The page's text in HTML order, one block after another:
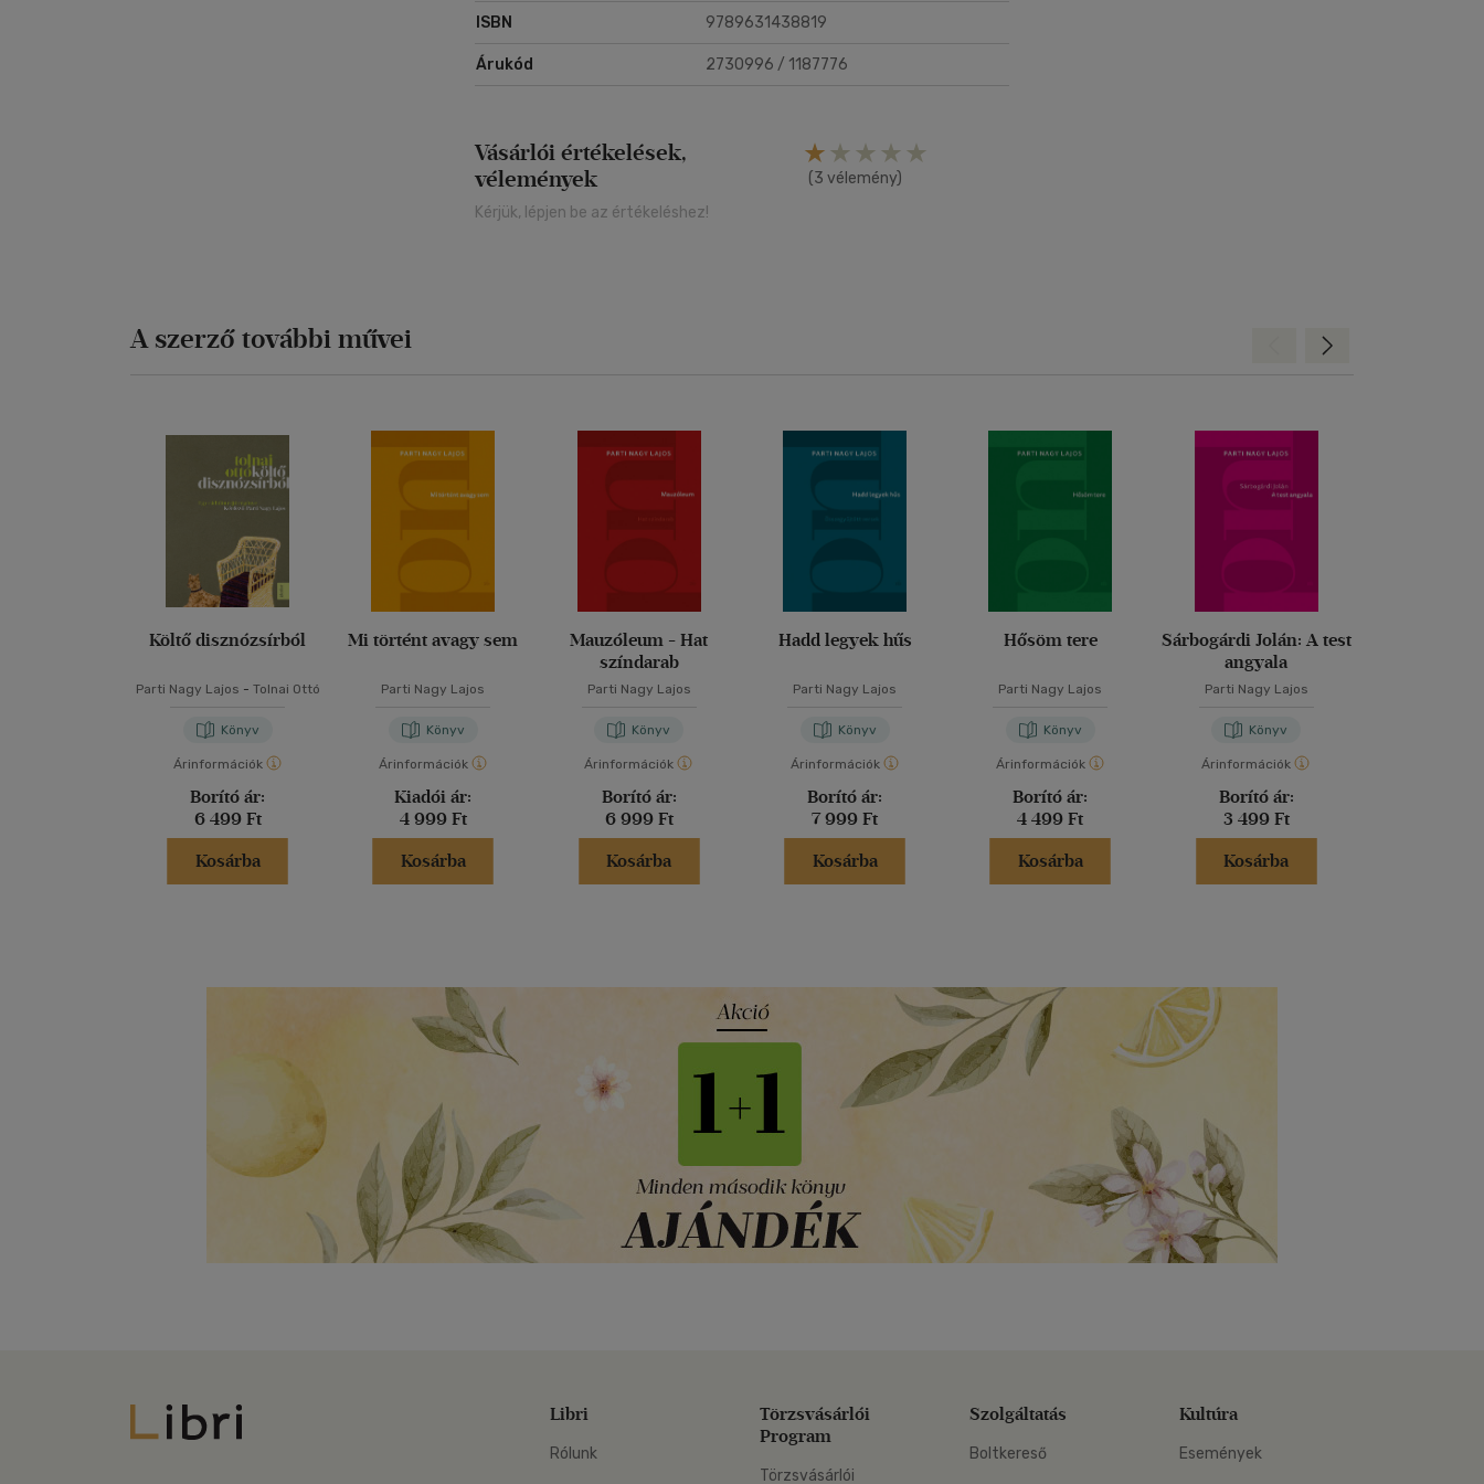
ISBN 9789631438819
Árukód 2730996 / 1187776
Vásárlói értékelések,
vélemények
(3 vélemény)
Kérjük, lépjen be az értékeléshez!
A szerző további művei
Költő disznózsírból
Parti Nagy Lajos - Tolnai Ottó
Könyv
Árinformációk
Borító ár:
6 499 Ft
Kosárba
Mi történt avagy sem
Parti Nagy Lajos
Könyv
Árinformációk
Kiadói ár:
4 999 Ft
Kosárba
Mauzóleum - Hat
színdarab
Parti Nagy Lajos
Könyv
Árinformációk
Borító ár:
6 999 Ft
Kosárba
Hadd legyek hűs
Parti Nagy Lajos
Könyv
Árinformációk
Borító ár:
7 999 Ft
Kosárba
Hősöm tere
Parti Nagy Lajos
Könyv
Árinformációk
Borító ár:
4 499 Ft
Kosárba
Sárbogárdi Jolán: A test
angyala
Parti Nagy Lajos
Könyv
Árinformációk
Borító ár:
3 499 Ft
Kosárba
Előre
Libri Libri
Rólunk
Törzsvásárlói
Program
Törzsvásárlói
Szolgáltatás
Boltkereső
Kultúra
Események